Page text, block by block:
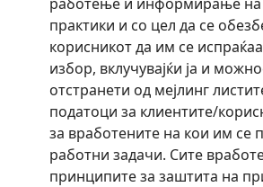
практики и со цел да се
корисникот да им се
избор, вклучувајќи ја и
отстранети од мејлинг
податоци за клиентите/
за вработените на кои им се
работни задачи. Сите
принципите за заштита на